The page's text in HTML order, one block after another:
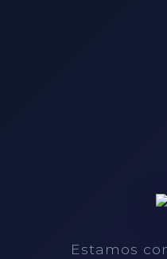
Estamos